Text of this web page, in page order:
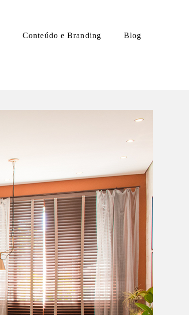
Conteúdo e Branding Blog